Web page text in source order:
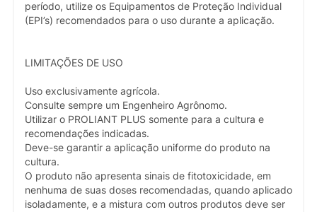
período, utilize os Equipamentos de Proteção Individual
(EPI’s) recomendados para o uso durante a aplicação.
LIMITAÇÕES DE USO
Uso exclusivamente agrícola.
Consulte sempre um Engenheiro Agrônomo.
Utilizar o PROLIANT PLUS somente para a cultura e
recomendações indicadas.
Deve-se garantir a aplicação uniforme do produto na
cultura.
O produto não apresenta sinais de fitotoxicidade, em
nenhuma de suas doses recomendadas, quando aplicado
isoladamente, e a mistura com outros produtos deve ser